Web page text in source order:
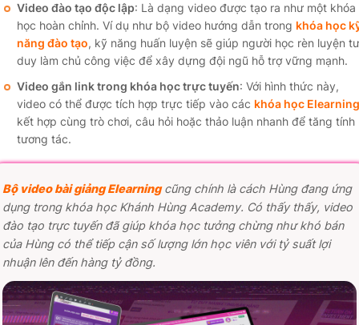
Video đào tạo độc lập: Là dạng video được tạo ra như một khóa
học hoàn chỉnh. Ví dụ như bộ video hướng dẫn trong khóa học
năng đào tạo, kỹ năng huấn luyện sẽ giúp người học rèn luyện tư
duy làm chủ công việc để xây dựng đội ngũ hỗ trợ vững mạnh.
Video gắn link trong khóa học trực tuyến: Với hình thức này,
video có thể được tích hợp trực tiếp vào các khóa học Elearning
kết hợp cùng trò chơi, câu hỏi hoặc thảo luận nhanh để tăng tính
tương tác.
Bộ videobài giảng Elearningcũng chính là cách Hùng đang ứng
dụng trong khóa học Khánh Hùng Academy. Có thấy thấy, video
đào tạo trực tuyến đã giúp khóa học tưởng chừng như khó bán
của Hùng có thể tiếp cận số lượng lớn học viên với tỷ suất lợi
nhuận lên đến hàng tỷ đồng.